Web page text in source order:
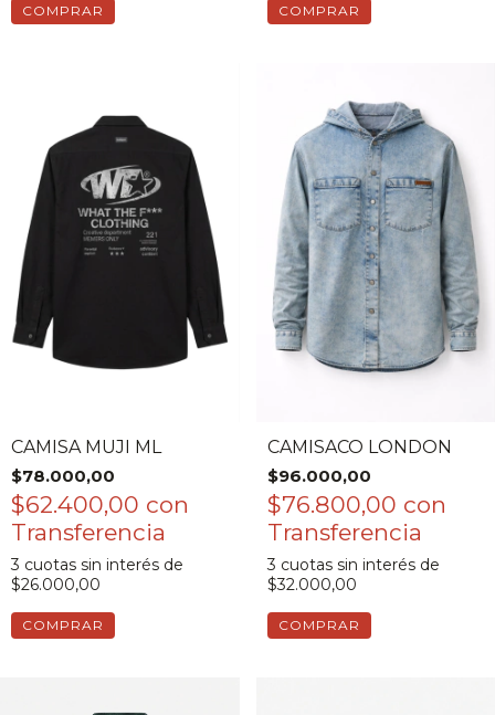
COMPRAR COMPRAR
CAMISA MUJI ML
$78.000,00
$62.400,00 con
3 cuotas sin interés de
$26.000,00
COMPRAR
CAMISACO LONDON
$96.000,00
$76.800,00 con
3 cuotas sin interés de
$32.000,00
COMPRAR